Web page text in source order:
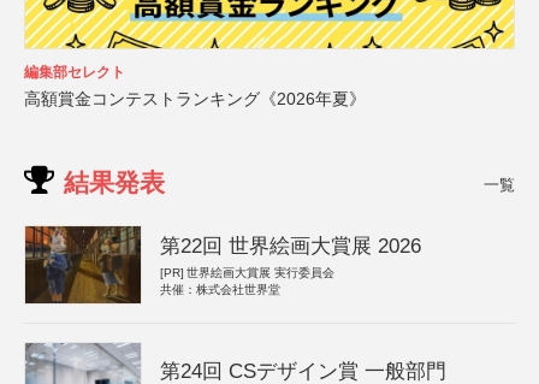
編集部セレクト
高額賞金コンテストランキング《2026年夏》
結果発表 一覧
第22回 世界絵画大賞展 2026
[PR] 世界絵画大賞展 実行委員会
共催：株式会社世界堂
第24回 CSデザイン賞 一般部門